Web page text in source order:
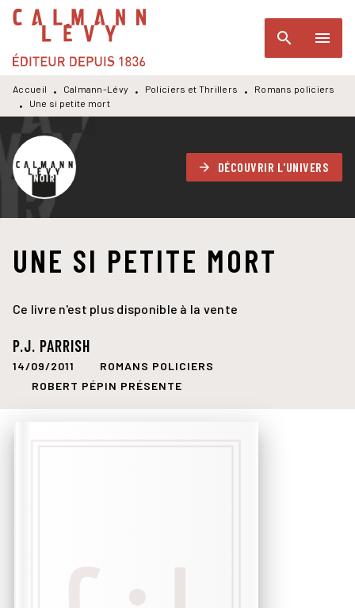
MENU RECHERCHE
PIED DE PAGE
search menu
Accueil • Calmann-Lévy • Policiers et Thrillers •
Romans policiers
•
Une si petite mort
arrow_forward DÉCOUVRIR L'UNIVERS
UNE SI PETITE MORT
Ce livre n'est plus disponible à la vente
P.J. PARRISH
14/09/2011
ROMANS POLICIERS
ROBERT PÉPIN PRÉSENTE